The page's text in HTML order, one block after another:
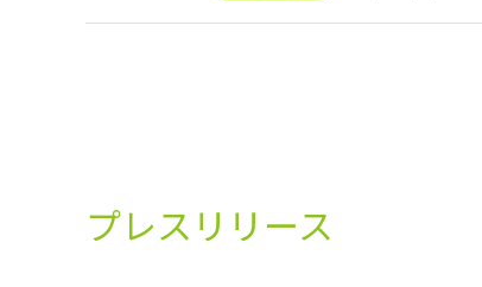
プレスリリース